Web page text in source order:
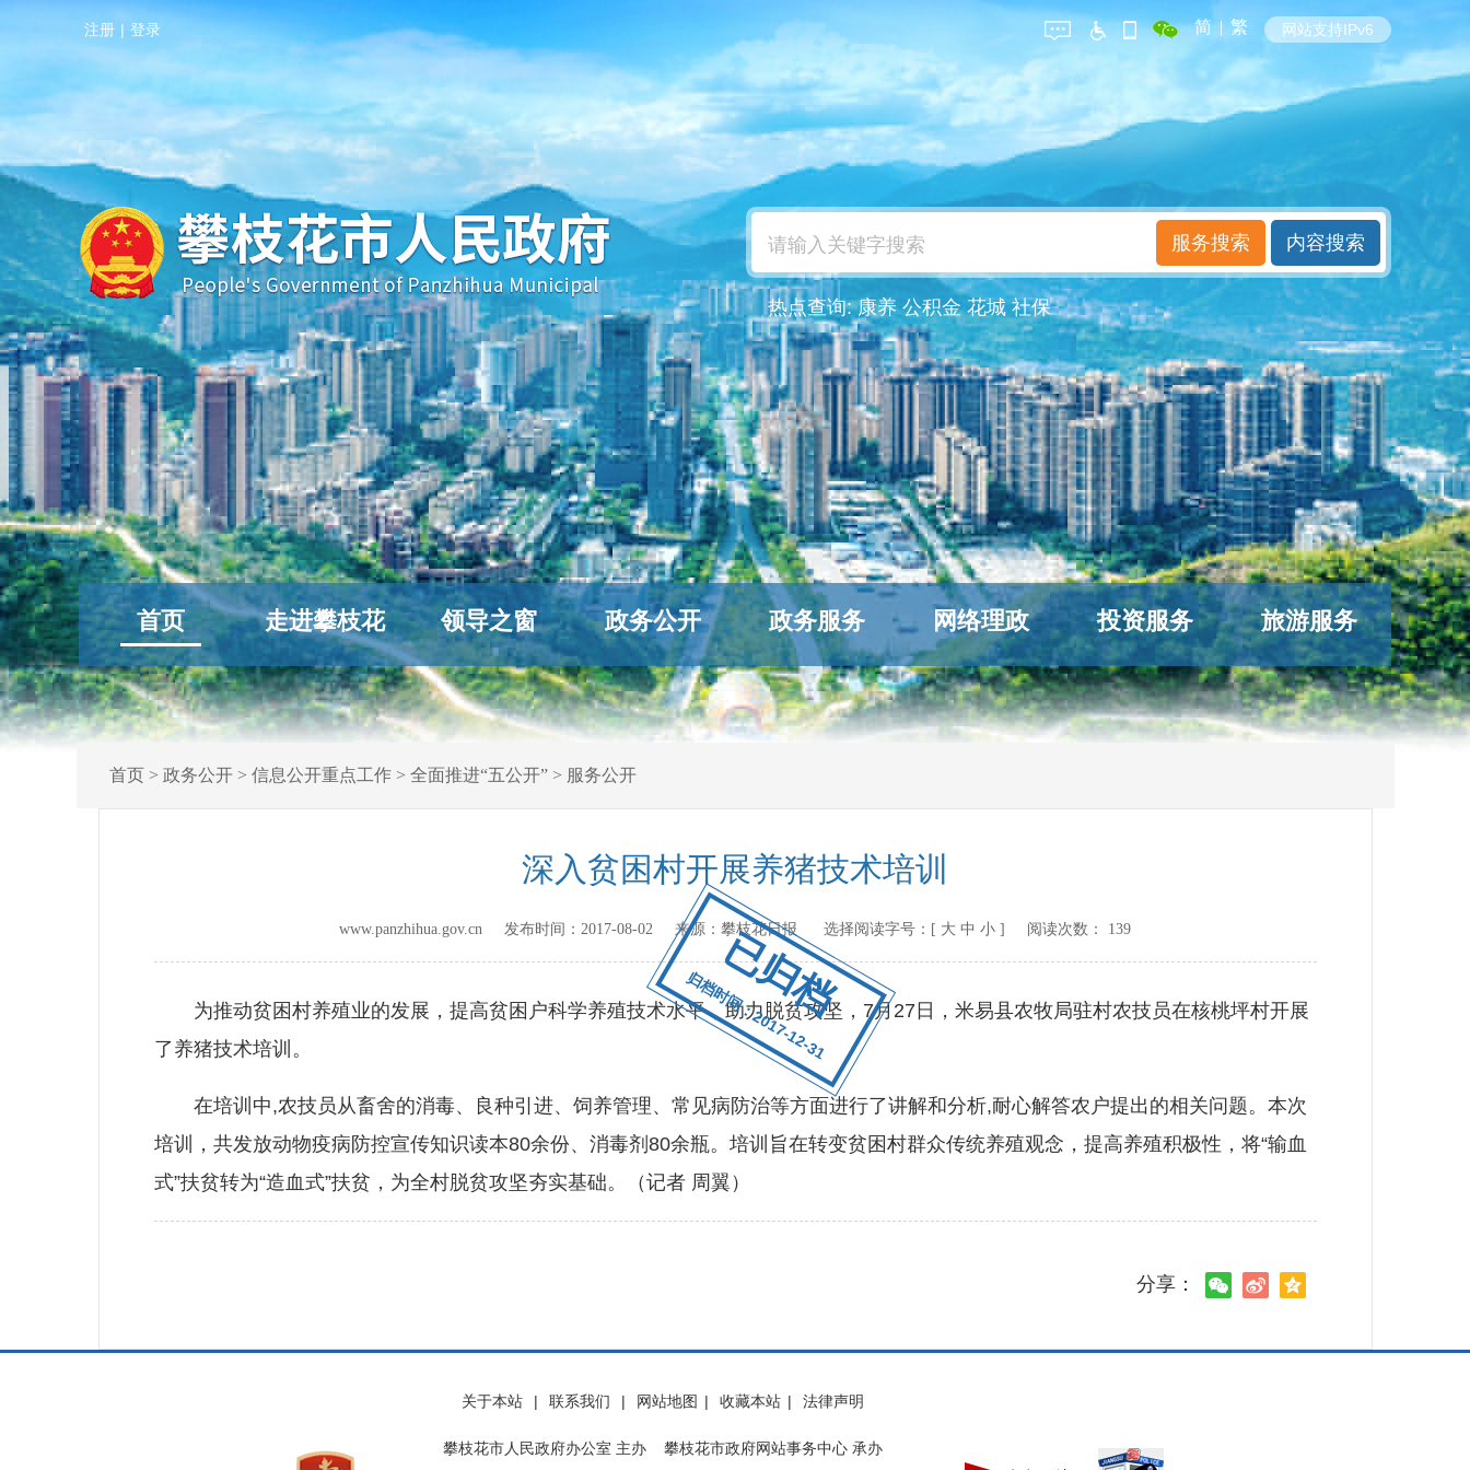
已归档
归档时间：2017-12-31
注册 | 登录 简 | 繁 网站支持IPv6
热点查询:康养 公积金 花城 社保
首页 走进攀枝花 领导之窗 政务公开 政务服务 网络理政 投资服务 旅游服务
首页> 政务公开> 信息公开重点工作> 全面推进“五公开”> 服务公开
深入贫困村开展养猪技术培训
www.panzhihua.gov.cn 发布时间： 2017-08-02 来源： 攀枝花日报 选择阅读字号：[ 大 中 小 ] 阅读次数： 139
为推动贫困村养殖业的发展，提高贫困户科学养殖技术水平，助力脱贫攻坚，7月27日，米易县农牧局驻村农技员在核桃坪村开展
了养猪技术培训。
在培训中,农技员从畜舍的消毒、良种引进、饲养管理、常见病防治等方面进行了讲解和分析,耐心解答农户提出的相关问题。本次
培训，共发放动物疫病防控宣传知识读本80余份、消毒剂80余瓶。培训旨在转变贫困村群众传统养殖观念，提高养殖积极性，将“输血
式”扶贫转为“造血式”扶贫，为全村脱贫攻坚夯实基础。（记者 周翼）
分享：
关于本站 | 联系我们 | 网站地图 | 收藏本站 | 法律声明
攀枝花市人民政府办公室 主办 攀枝花市政府网站事务中心 承办